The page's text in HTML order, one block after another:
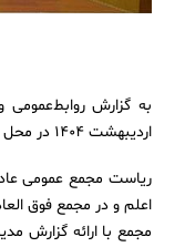
اردیبهشت ۱۴۰۴ در محل سالن فرهنگی تلاش برگزار شد.
ریاست مجمع عمومی
اعلم و در مجمع فوق‌
مجمع با ارائه گزارش